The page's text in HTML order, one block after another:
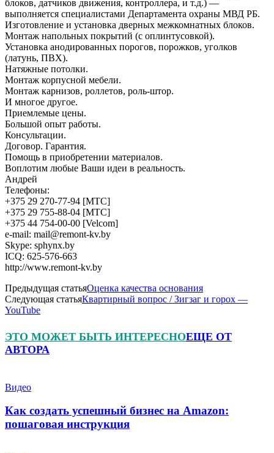
блоков, датчиков движения, контроллера, и т.д.) —
выполняется специалистами Департамента охраны МВД РБ.
Изготовление и установка дверных межкомнатных блоков.
Монтаж напольных покрытий (с оплинтусовкой).
Установка анодированных порогов, порожков, уголков
(латунь, ПВХ).
Натяжные потолки.
Монтаж корпусной мебели.
Монтаж карнизов, роллетов, роль-штор.
И многое другое.
Приемлемые цены.
Большой опыт работы.
Консультации.
Договор. Гарантия.
Помощь в приобретении материалов.
Воплотим любые Ваши идеи в реальность.
Андрей
Телефоны:
+375 29 270-77-94 [МТС]
+375 29 755-88-04 [МТС]
+375 44 754-00-00 [Velcom]
e-mail: mail@remont-kv.by
Skype: sphynx.by
ICQ: 625-576-663
http://www.remont-kv.by
Предыдущая статьяОценка качества основания
Следующая статьяКвартирный вопрос / Зигзаг и горох —
YouTube
ЭТО МОЖЕТ БЫТЬ ИНТЕРЕСНОЕЩЕ ОТ
АВТОРА
Видео
Как создать успешный бизнес на Amazon:
пошаговая инструкция